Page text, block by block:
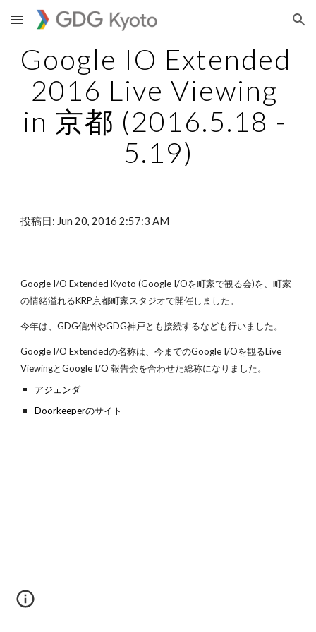
Skip to main content Skip to navigation
Google IO Extended
2016 Live Viewing
in 京都 (2016.5.18 -
5.19)
投稿日: Jun 20, 2016 2:57:3 AM
Google I/O Extended Kyoto (Google I/Oを町家で観る会)を、町家
の情緒溢れるKRP京都町家スタジオで開催しました。
今年は、GDG信州やGDG神戸とも接続するなども行いました。
Google I/O Extendedの名称は、今までのGoogle I/Oを観るLive
ViewingとGoogle I/O 報告会を合わせた総称になりました。
アジェンダ
Doorkeeperのサイト